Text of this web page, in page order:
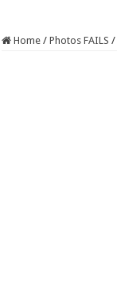
Home / Photos FAILS /